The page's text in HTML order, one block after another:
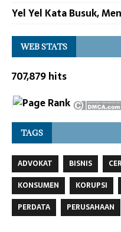
Yel Yel Kata Busuk,
WEB STATS
707,879 hits
TAGS
ADVOKAT BISNIS
KONSUMEN
KORUPSI
PERDATA
PERUSAHAAN